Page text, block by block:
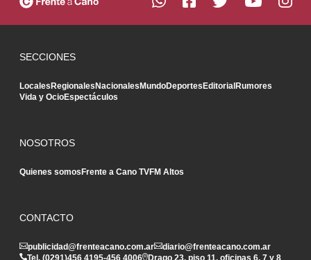
SECCIONES
LocalesRegionalesNacionalesMundoDeportesEditorialRumores
Vida y OcioEspectáculos
NOSOTROS
Quienes somosFrente a Cano TVFM Altos
CONTACTO
publicidad@frenteacano.com.ar
diario@frenteacano.com.ar
Tel. (0291)456 4195-456 4006 Drago 23, piso 11, oficinas 6, 7 y 8